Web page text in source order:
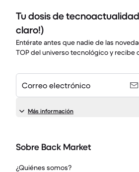
Tu dosis de
claro!)
Entérate antes que nadie de las
TOP del universo tecnológico y recibe
Correo electrónico
Más información
Sobre Back Market
¿Quiénes somos?